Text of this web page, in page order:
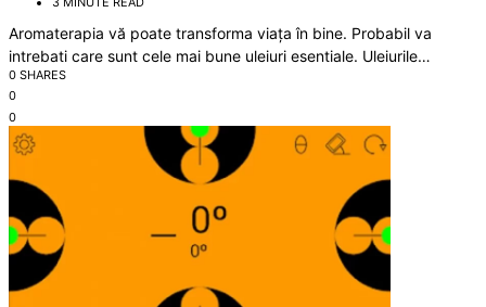
Aromaterapia vă poate transforma viața în bine. Probabil va
intrebati care sunt cele mai bune uleiuri esentiale. Uleiurile…
0 SHARES
0
0